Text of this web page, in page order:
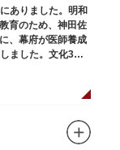
ありました。明和
育のため、神田佐
、幕府が医師養成
ました。文化3年
丁目に移転、再建
本の医学振興に貢